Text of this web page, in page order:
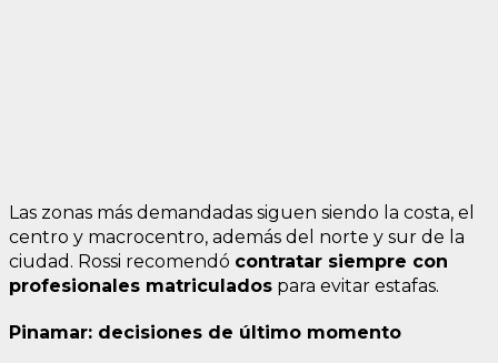
Las zonas más demandadas siguen siendo la costa, el
centro y macrocentro, además del norte y sur de la
ciudad. Rossi recomendó contratar siempre con
profesionales matriculados para evitar estafas.
Pinamar: decisiones de último momento